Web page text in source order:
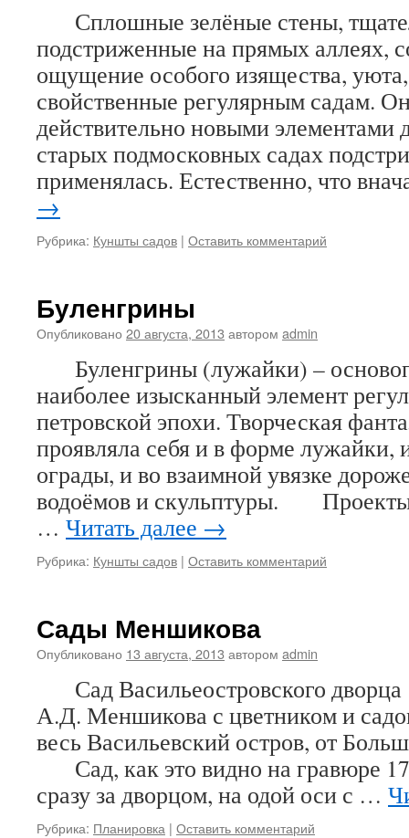
Сплошные зелёные стены,
подстриженные на прямых аллеях,
ощущение особого изящества,
свойственные регулярным садам.
действительно новыми элементами
старых подмосковных садах
применялась. Естественно, что
→
Рубрика: Куншты садов | Оставить комментарий
Буленгрины
Опубликовано 20 августа, 2013 автором admin
Буленгрины (лужайки) –
наиболее изысканный элемент
петровской эпохи. Творческая
проявляла себя и в форме лужайки,
ограды, и во взаимной увязке
водоёмов и скульптуры.
… Читать далее →
Рубрика: Куншты садов | Оставить комментарий
Сады Меншикова
Опубликовано 13 августа, 2013 автором admin
Сад Васильеостровского
А.Д. Меншикова с цветником и
весь Васильевский остров, от
Сад, как это видно на гравюре
сразу за дворцом, на одой оси с …
Рубрика: Планировка | Оставить комментарий